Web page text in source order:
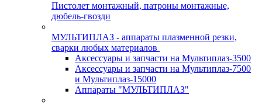
Пистолет монтажный, патроны монтажные,
дюбель-гвозди
МУЛЬТИПЛАЗ - аппараты плазменной резки,
сварки любых материалов
Аксессуары и запчасти на Мультиплаз-3500
Аксессуары и запчасти на Мультиплаз-7500
и Мультиплаз-15000
Аппараты "МУЛЬТИПЛАЗ"